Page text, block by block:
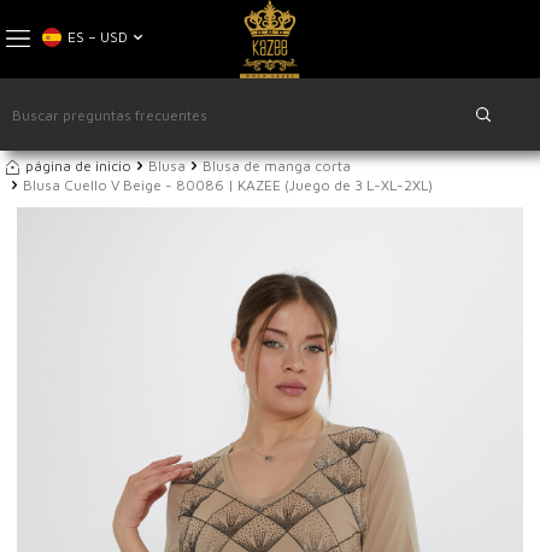
ES − USD
página de inicio Blusa
Blusa de manga corta
Blusa Cuello V Beige - 80086 | KAZEE (Juego de 3 L-XL-2XL)